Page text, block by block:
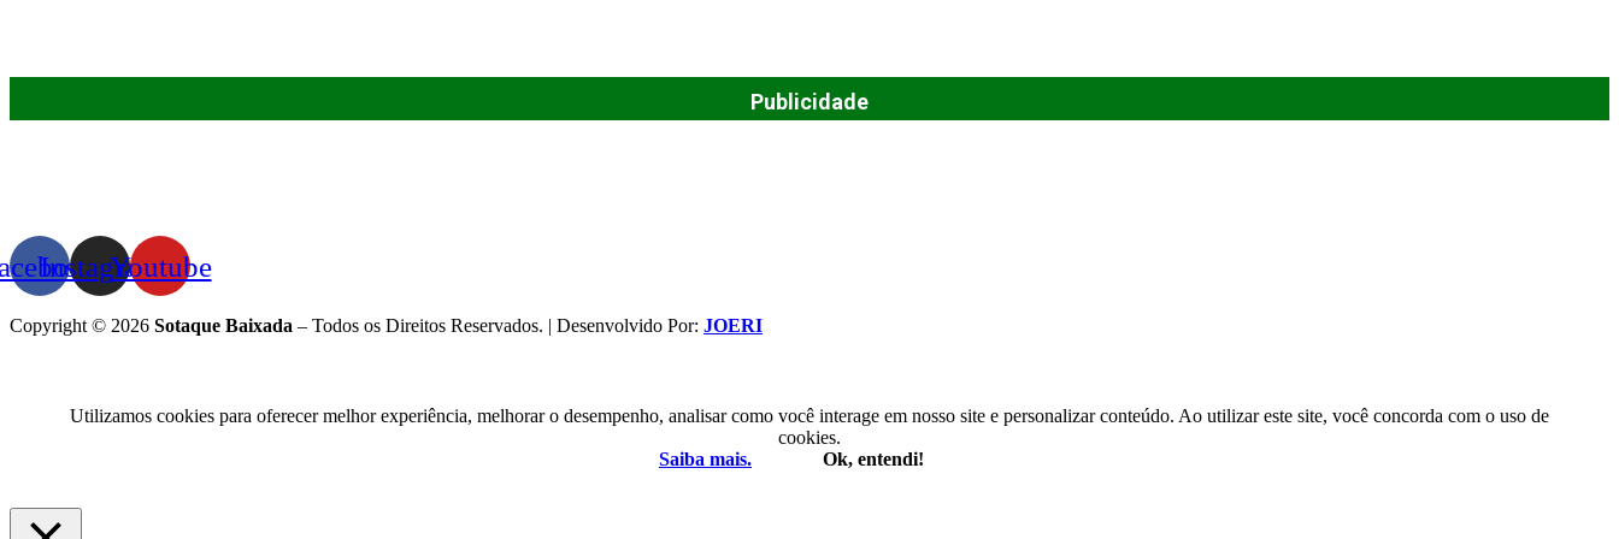
Publicidade
InstagramYoutube
Copyright © 2026 Sotaque Baixada – Todos os Direitos Reservados. | Desenvolvido Por: JOERI
Utilizamos cookies para oferecer melhor experiência, melhorar o desempenho, analisar como você interage em nosso site e personalizar conteúdo. Ao utilizar este site, você concorda com o uso de
cookies.
Saiba mais.
Ok, entendi!